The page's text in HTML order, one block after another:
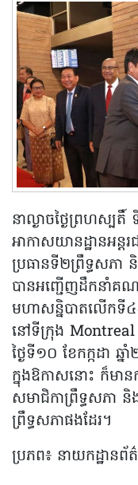
នាល្ងាចថ្ងៃព្រហស្ប
អាកាសយានដ្ឋានអន្ត
ប្រធានទី២ព្រឹទ្ធសភា
បានអញ្ជើញដឹកនាំគ
មហាសន្និបាតលើកទី៤
នៅទីក្រុង Montreal
ថ្ងៃទី១០ ខែកក្កដា ឆ្
ក្នុងឱកាសនោះ ក៏មា
សមាជិកាព្រឹទ្ធសភា និង
ព្រឹទ្ធសភាផងដែរ។
ប្រភព៖ នាយកដ្ឋានព័